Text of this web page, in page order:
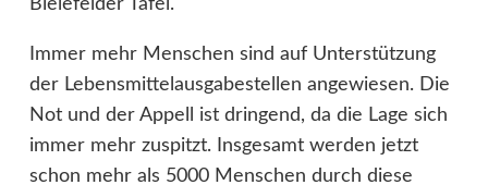
Immer mehr Menschen sind auf Unterstützung
der Lebensmittelausgabestellen angewiesen. Die
Not und der Appell ist dringend, da die Lage sich
immer mehr zuspitzt. Insgesamt werden jetzt
schon mehr als 5000 Menschen durch diese